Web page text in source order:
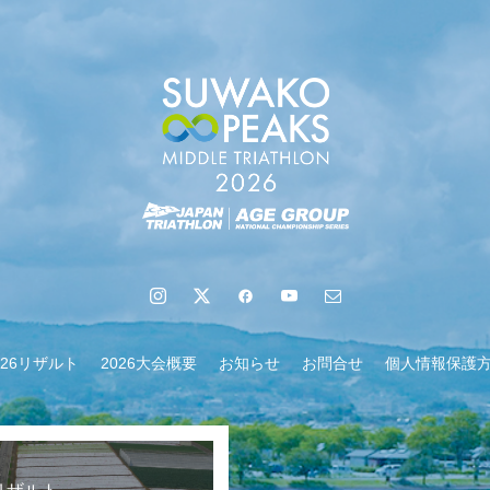
リザルト 2026大会概要 お知らせ お問合せ 個人情報保護